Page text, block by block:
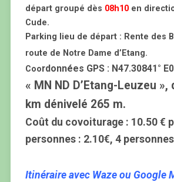
départ groupé dès 08h10en
Cude.
Parking lieu de départ : Rente des
route de Notre Dame d’Etang.
Coordonnées GPS : N47.30841°
« MN ND D’Etang-Leuzeu
km dénivelé 265 m.
Coût du covoiturage : 10.50 €
personnes : 2.10€, 4
Itinéraire avec Waze ou Google